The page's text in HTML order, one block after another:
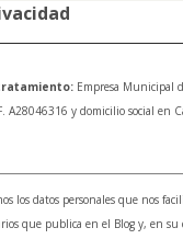
Empresa Municipal
A28046316 y domicilio social en
los datos personales que nos
que publica en el Blog y, en su